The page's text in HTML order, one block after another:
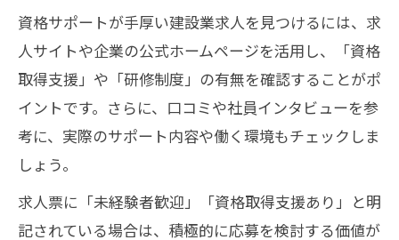
資格サポートが手厚い建設業求人を見つけるには、求
人サイトや企業の公式ホームページを活用し、「資格
取得支援」や「研修制度」の有無を確認することがポ
イントです。さらに、口コミや社員インタビューを参
考に、実際のサポート内容や働く環境もチェックしま
しょう。
求人票に「未経験者歓迎」「資格取得支援あり」と明
記されている場合は、積極的に応募を検討する価値が